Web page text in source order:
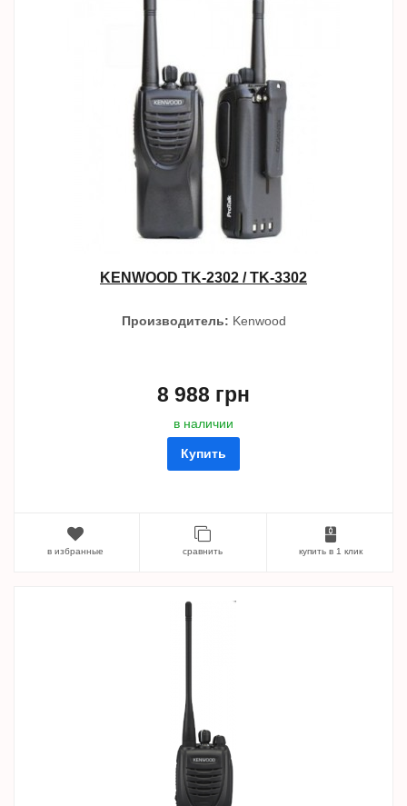
KENWOOD TK-2302 / TK-3302
Производитель: Kenwood
8 988 грн
в наличии
Купить
в избранные сравнить купить в 1 клик